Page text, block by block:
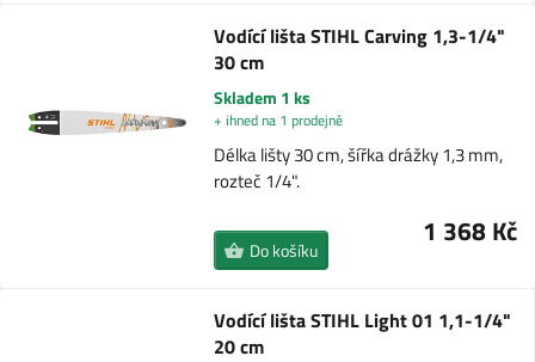
Vodící lišta STIHL Carving 1,3-1/4"
30 cm
Skladem 1 ks
+ ihned na 1 prodejně
Délka lišty 30 cm, šířka drážky 1,3 mm,
rozteč 1/4".
1 368 Kč
Do košíku
Vodící lišta STIHL Light 01 1,1-1/4"
20 cm